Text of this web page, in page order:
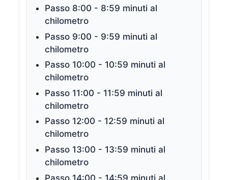
Passo 8:00 - 8:59 minuti al
chilometro
Passo 9:00 - 9:59 minuti al
chilometro
Passo 10:00 - 10:59 minuti al
chilometro
Passo 11:00 - 11:59 minuti al
chilometro
Passo 12:00 - 12:59 minuti al
chilometro
Passo 13:00 - 13:59 minuti al
chilometro
Passo 14:00 - 14:59 minuti al